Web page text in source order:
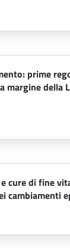
prime
margine della
cure di fine
cambiamenti